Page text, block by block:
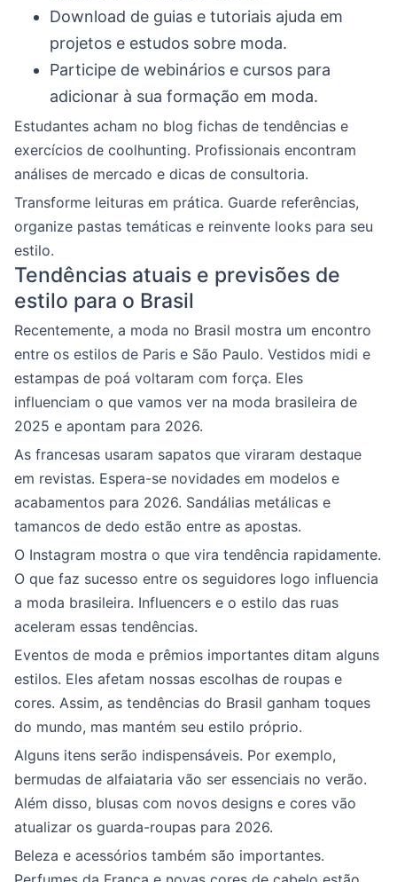
Download de guias e tutoriais ajuda em
projetos e estudos sobre moda.
Participe de webinários e cursos para
adicionar à sua formação em moda.
Estudantes acham no blog fichas de tendências e
exercícios de coolhunting. Profissionais encontram
análises de mercado e dicas de consultoria.
Transforme leituras em prática. Guarde referências,
organize pastas temáticas e reinvente looks para seu
estilo.
Tendências atuais e previsões de
estilo para o Brasil
Recentemente, a moda no Brasil mostra um encontro
entre os estilos de Paris e São Paulo. Vestidos midi e
estampas de poá voltaram com força. Eles
influenciam o que vamos ver na moda brasileira de
2025 e apontam para 2026.
As francesas usaram sapatos que viraram destaque
em revistas. Espera-se novidades em modelos e
acabamentos para 2026. Sandálias metálicas e
tamancos de dedo estão entre as apostas.
O Instagram mostra o que vira tendência rapidamente.
O que faz sucesso entre os seguidores logo influencia
a moda brasileira. Influencers e o estilo das ruas
aceleram essas tendências.
Eventos de moda e prêmios importantes ditam alguns
estilos. Eles afetam nossas escolhas de roupas e
cores. Assim, as tendências do Brasil ganham toques
do mundo, mas mantém seu estilo próprio.
Alguns itens serão indispensáveis. Por exemplo,
bermudas de alfaiataria vão ser essenciais no verão.
Além disso, blusas com novos designs e cores vão
atualizar os guarda-roupas para 2026.
Beleza e acessórios também são importantes.